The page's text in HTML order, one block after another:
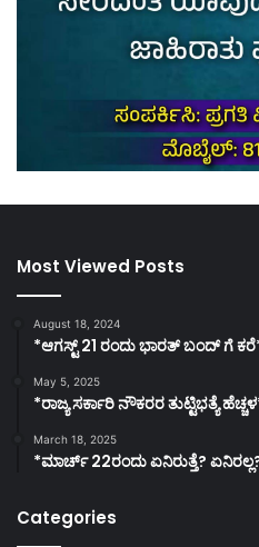
Most Viewed Posts
August 18, 2024
*ಆಗಸ್ಟ್ 21 ರಂದು ಭಾರತ್‌ ಬಂದ್‌ ಗೆ
May 5, 2025
*ರಾಜ್ಯ ಸರ್ಕಾರಿ ನೌಕರರ ತುಟ್ಟಿಭತ್ಯೆ
March 18, 2025
*ಮಾರ್ಚ್ 22ರಂದು ಏನಿರುತ್ತೆ?
Categories